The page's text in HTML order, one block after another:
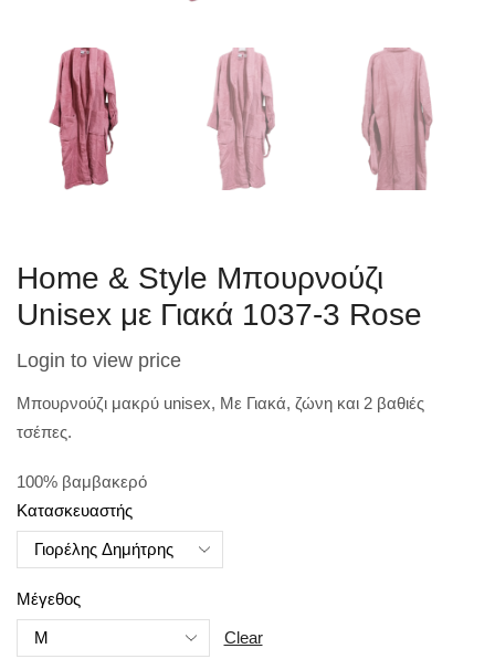
Home & Style Μπουρνούζι
Unisex με Γιακά 1037-3 Rose
Login to view price
Μπουρνούζι μακρύ unisex, Με Γιακά, ζώνη και 2 βαθιές
τσέπες.
100% βαμβακερό
Κατασκευαστής
Μέγεθος
Clear